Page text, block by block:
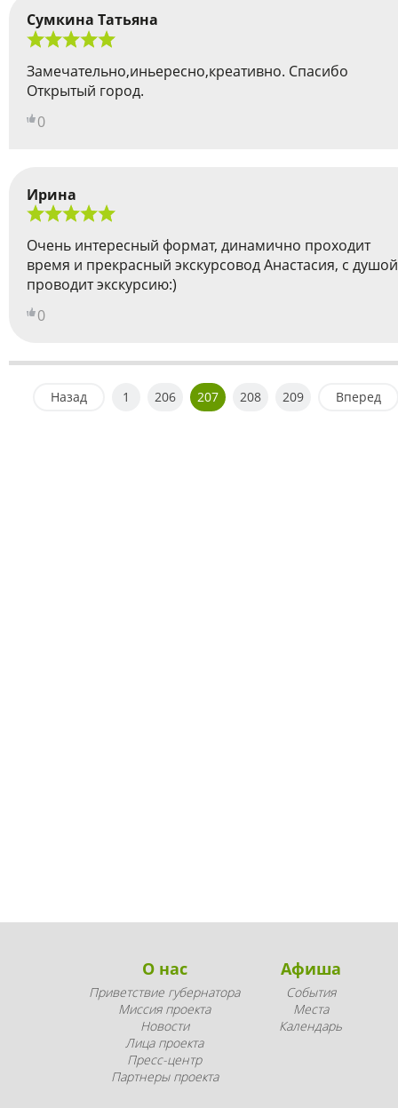
Сумкина Татьяна
Замечательно,иньересно,креативно. Спасибо
Открытый город.
0
Ирина
Очень интересный формат, динамично проходит
время и прекрасный экскурсовод Анастасия, с душой
проводит экскурсию:)
0
Назад 1 206 207 208 209 Вперед
О нас
Приветствие губернатора
Миссия проекта
Новости
Лица проекта
Пресс-центр
Партнеры проекта
Афиша
События
Места
Календарь